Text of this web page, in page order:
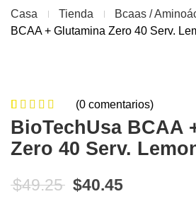
Casa Tienda Bcaas /
BCAA + Glutamina Zero 40 Serv.
0de
5
0
customer
(0 comentarios)
BioTechUsa BCAA
Zero 40 Serv.
$49.25 El precio original
$40.45El precio